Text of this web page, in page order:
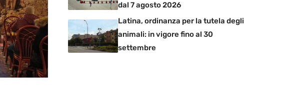
dal 7 agosto 2026
Latina, ordinanza per la tutela degli
animali: in vigore fino al 30
settembre